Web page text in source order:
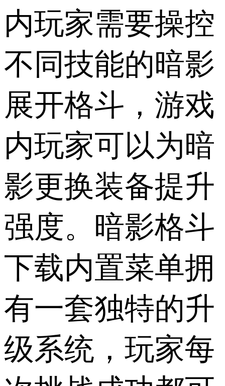
内玩家需要操控
不同技能的暗影
展开格斗，游戏
内玩家可以为暗
影更换装备提升
强度。暗影格斗
下载内置菜单拥
有一套独特的升
级系统，玩家每